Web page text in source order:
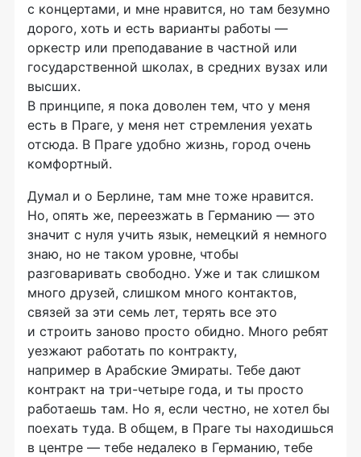
с концертами, и мне нравится, но там безумно
дорого, хоть и есть варианты работы —
оркестр или преподавание в частной или
государственной школах, в средних вузах или
высших.
В принципе, я пока доволен тем, что у меня
есть в Праге, у меня нет стремления уехать
отсюда. В Праге удобно жизнь, город очень
комфортный.
Думал и о Берлине, там мне тоже нравится.
Но, опять же, переезжать в Германию — это
значит с нуля учить язык, немецкий я немного
знаю, но не таком уровне, чтобы
разговаривать свободно. Уже и так слишком
много друзей, слишком много контактов,
связей за эти семь лет, терять все это
и строить заново просто обидно. Много ребят
уезжают работать по контракту,
например в Арабские Эмираты. Тебе дают
контракт на три-четыре года, и ты просто
работаешь там. Но я, если честно, не хотел бы
поехать туда. В общем, в Праге ты находишься
в центре — тебе недалеко в Германию, тебе